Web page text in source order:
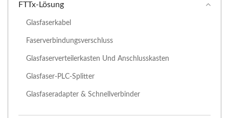
FTTx-Lösung
Glasfaserkabel
Faserverbindungsverschluss
Glasfaserverteilerkasten Und Anschlusskasten
Glasfaser-PLC-Splitter
Glasfaseradapter & Schnellverbinder